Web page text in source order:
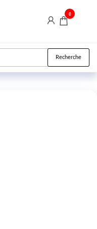
0
Recherche